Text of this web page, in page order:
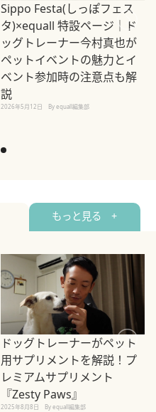
Sippo Festa(しっぽフェス
タ)×equall 特設ページ｜ド
ッグトレーナー今村真也が
ペットイベントの魅力とイ
ベント参加時の注意点も解
説
2026年5月12日 By equall編集部
もっと見る +
ドッグトレーナーがペット
用サプリメントを解説！プ
レミアムサプリメント
『Zesty Paws』
2025年8月8日 By equall編集部